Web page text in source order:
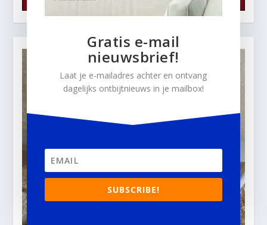
Gratis e-mail
nieuwsbrief!
Laat je e-mailadres achter en ontvang
dagelijks ontbijtnieuws in je mailbox!
SUBSCRIBE!